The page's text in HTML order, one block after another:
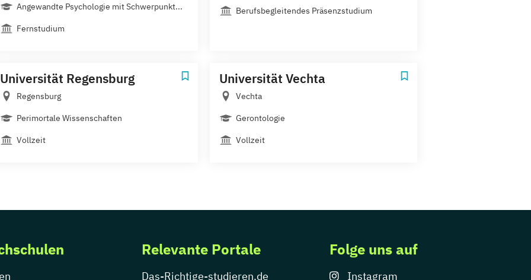
Angewandte Psychologie mit Schwerpunkt...
Fernstudium
Berufsbegleitendes Präsenzstudium
Universität Regensburg
Regensburg
Perimortale Wissenschaften
Vollzeit
Universität Vechta
Vechta
Gerontologie
Vollzeit
Relevante Portale
Das-Richtige-studieren.de
Folge uns auf
Instagram